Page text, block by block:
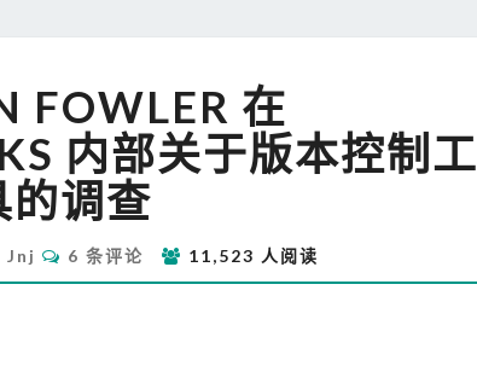
FOWLER
在
THOUGHTWORKS
内
部
关
于
FOWLER 在
内部关于版本控制工
的调查
Jnj
评
论
6 条评论 11,523 人阅读